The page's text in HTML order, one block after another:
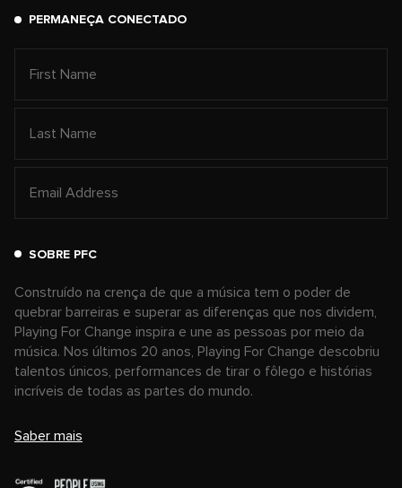
PERMANEÇA CONECTADO
SOBRE PFC
Construído na crença de que a música tem o poder de
quebrar barreiras e superar as diferenças que nos dividem,
Playing For Change inspira e une as pessoas por meio da
música. Nos últimos 20 anos, Playing For Change descobriu
talentos únicos, performances de tirar o fôlego e histórias
incríveis de todas as partes do mundo.
Saber mais